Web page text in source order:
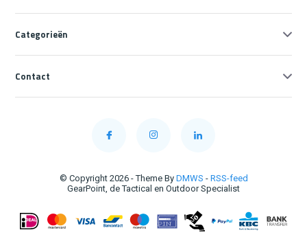
Categorieën
Contact
© Copyright 2026 - Theme By DMWS - RSS-feed
GearPoint, de Tactical en Outdoor Specialist